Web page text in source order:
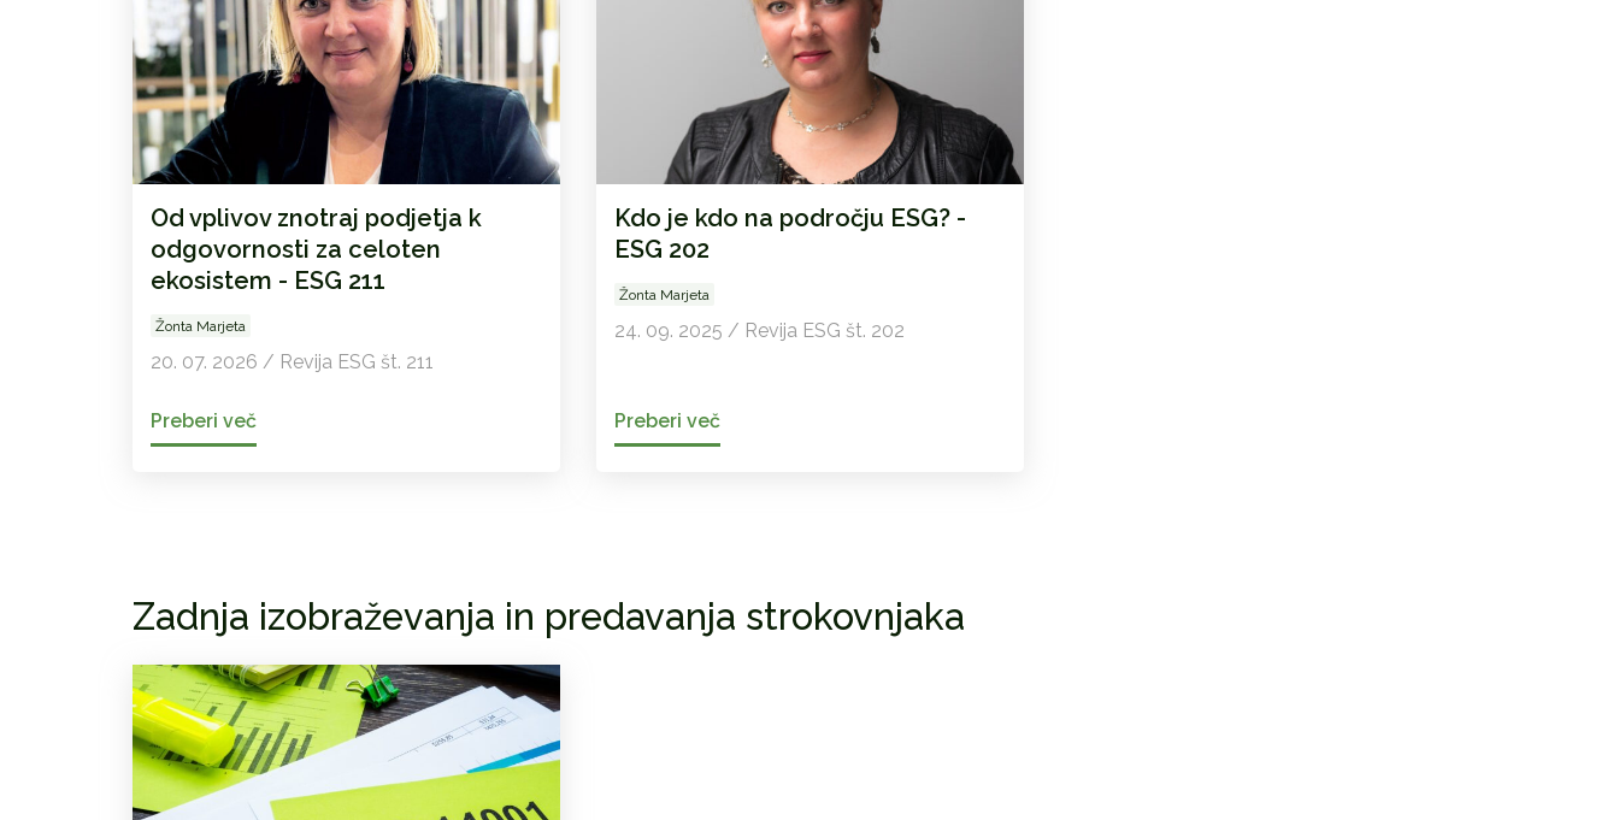
Od vplivov znotraj podjetja k
odgovornosti za celoten
ekosistem - ESG 211
Žonta Marjeta
20. 07. 2026 / Revija ESG št. 211
Preberi več
Kdo je kdo na področju ESG? -
ESG 202
Žonta Marjeta
24. 09. 2025 / Revija ESG št. 202
Preberi več
Zadnja izobraževanja in predavanja strokovnjaka